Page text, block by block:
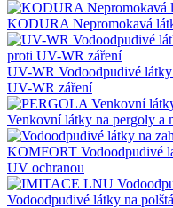
KODURA Nepromokavá
UV-WR Vodoodpudivé
UV-WR záření
Venkovní látky na pergoly a
KOMFORT Vodoodpudivé
UV ochranou
Vodoodpudivé látky na